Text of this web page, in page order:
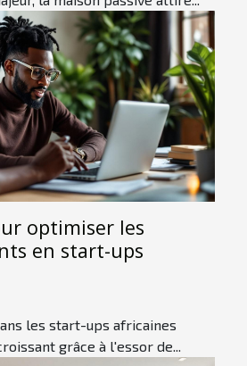
optimiser les
en start-ups
les start-ups africaines
grâce à l'essor de...